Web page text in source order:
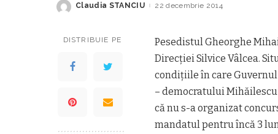
Posted
Claudia STANCIU 22 decembrie 2014
DISTRIBUIE PE
Pesedistul Gheorghe
Direcţiei Silvice Vâlcea.
condiţiile în care
– democratului
că nu s-a organizat
mandatul pentru încă 3